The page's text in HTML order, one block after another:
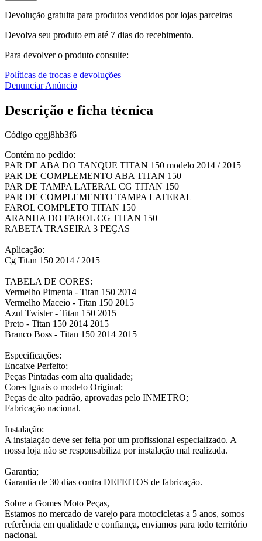
Devolução gratuita para produtos vendidos por lojas parceiras
Devolva seu produto em até 7 dias do recebimento.
Para devolver o produto consulte:
Políticas de trocas e devoluções
Denunciar Anúncio
Descrição e ficha técnica
Código cggj8hb3f6
Contém no pedido:
PAR DE ABA DO TANQUE TITAN 150 modelo 2014 / 2015
PAR DE COMPLEMENTO ABA TITAN 150
PAR DE TAMPA LATERAL CG TITAN 150
PAR DE COMPLEMENTO TAMPA LATERAL
FAROL COMPLETO TITAN 150
ARANHA DO FAROL CG TITAN 150
RABETA TRASEIRA 3 PEÇAS
Aplicação:
Cg Titan 150 2014 / 2015
TABELA DE CORES:
Vermelho Pimenta - Titan 150 2014
Vermelho Maceio - Titan 150 2015
Azul Twister - Titan 150 2015
Preto - Titan 150 2014 2015
Branco Boss - Titan 150 2014 2015
Especificações:
Encaixe Perfeito;
Peças Pintadas com alta qualidade;
Cores Iguais o modelo Original;
Peças de alto padrão, aprovadas pelo INMETRO;
Fabricação nacional.
Instalação:
A instalação deve ser feita por um profissional especializado. A
nossa loja não se responsabiliza por instalação mal realizada.
Garantia;
Garantia de 30 dias contra DEFEITOS de fabricação.
Sobre a Gomes Moto Peças,
Estamos no mercado de varejo para motocicletas a 5 anos, somos
referência em qualidade e confiança, enviamos para todo território
nacional.